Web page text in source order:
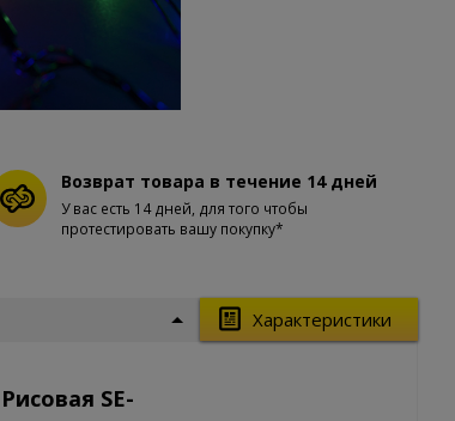
Возврат товара в течение 14 дней
У вас есть 14 дней, для того чтобы
протестировать вашу покупку*
Характеристики
SE-